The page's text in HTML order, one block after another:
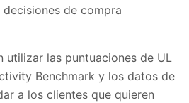
de compra
utilizar las puntuaciones de UL
Benchmark y los datos de
a los clientes que quieren